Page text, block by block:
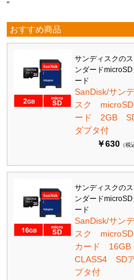
“
おすすめ商品
サンディスクの
ンダード
ード
SanDisk/サン
スク
ード 2GB
ダプタ付
￥630 （税
サンディスクの
ンダード
ード
SanDisk/サン
スク
カード
CLASS4 SD
プタ付